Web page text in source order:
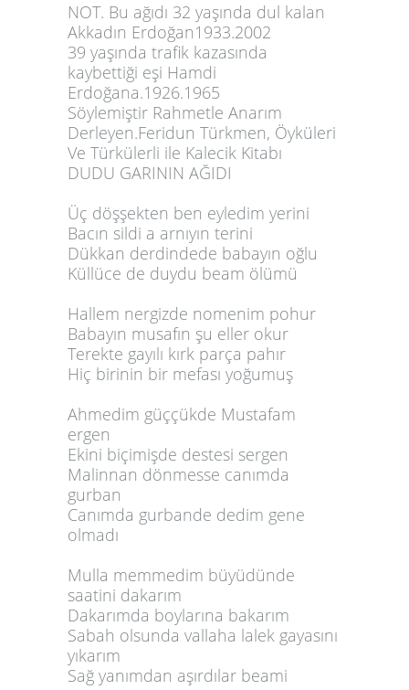
NOT. Bu ağıdı 32 yaşında dul kalan
Akkadın Erdoğan1933.2002
39 yaşında trafik kazasında
kaybettiği eşi Hamdi
Erdoğana.1926.1965
Söylemiştir Rahmetle Anarım
Derleyen.Feridun Türkmen, Öyküleri
Ve Türkülerli ile Kalecik Kitabı
DUDU GARININ AĞIDI
Üç döşşekten ben eyledim yerini
Bacın sildi a arnıyın terini
Dükkan derdindede babayın oğlu
Küllüce de duydu beam ölümü
Hallem nergizde nomenim pohur
Babayın musafın şu eller okur
Terekte gayılı kırk parça pahır
Hiç birinin bir mefası yoğumuş
Ahmedim güççükde Mustafam
ergen
Ekini biçimişde destesi sergen
Malinnan dönmesse canımda
gurban
Canımda gurbande dedim gene
olmadı
Mulla memmedim büyüdünde
saatini dakarım
Dakarımda boylarına bakarım
Sabah olsunda vallaha lalek gayasını
yıkarım
Sağ yanımdan aşırdılar beami